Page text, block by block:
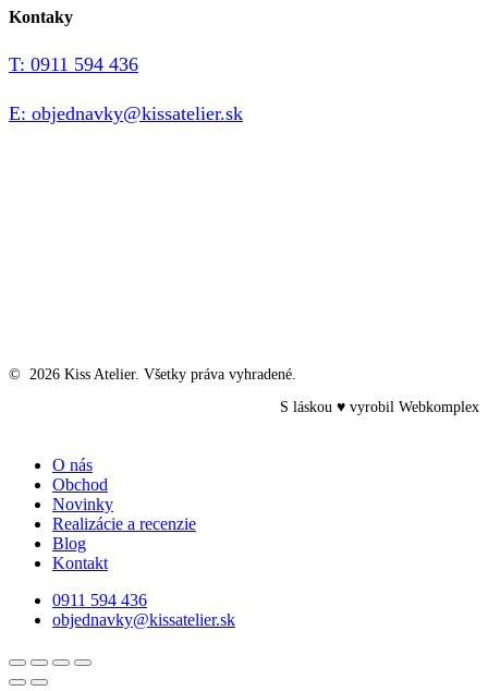
Kontaky
T: 0911 594 436
E: objednavky@kissatelier.sk
© 2026 Kiss Atelier. Všetky práva vyhradené.
S láskou ♥ vyrobil Webkomplex
Close
Menu
O nás
Obchod
Novinky
Realizácie a recenzie
Blog
Kontakt
0911 594 436
objednavky@kissatelier.sk